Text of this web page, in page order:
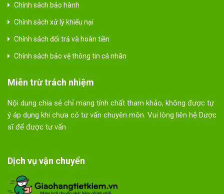
Chính sách bảo hành
Chính sách xử lý khiếu nại
Chính sách đổi trả và hoàn tiền
Chính sách bảo vệ thông tin cá nhân
Miễn trừ trách nhiệm
Nội dung chia sẻ chỉ mang tính chất tham khảo, không được tự
ý áp dụng khi chưa có tư vấn chuyên môn. Vui lòng liên hệ Dược
sĩ để được tư vấn
Dịch vụ vận chuyển